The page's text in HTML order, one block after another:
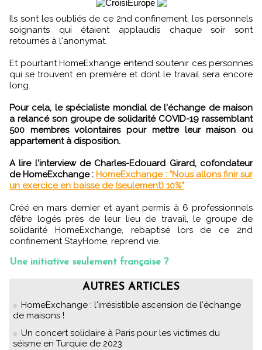
soignants qui étaient applaudis chaque soir sont
retournés à l'anonymat.
Et pourtant HomeExhange entend soutenir ces personnes
qui se trouvent en première et dont le travail sera encore
long.
Pour cela, le spécialiste mondial de l'échange de maison
a relancé son groupe de solidarité COVID-19 rassemblant
500 membres volontaires pour mettre leur maison ou
appartement à disposition.
A lire l'interview de Charles-Edouard Girard, cofondateur
de HomeExchange : HomeExchange : "Nous allons finir sur
un exercice en baisse de (seulement) 10%"
Créé en mars dernier et ayant permis à 6 professionnels
d’être logés près de leur lieu de travail, le groupe de
solidarité HomeExchange, rebaptisé lors de ce 2nd
confinement StayHome, reprend vie.
Une initiative seulement française ?
AUTRES ARTICLES
HomeExchange : l'irrésistible ascension de l'échange
de maisons !
Un concert solidaire à Paris pour les victimes du
séisme en Turquie de 2023